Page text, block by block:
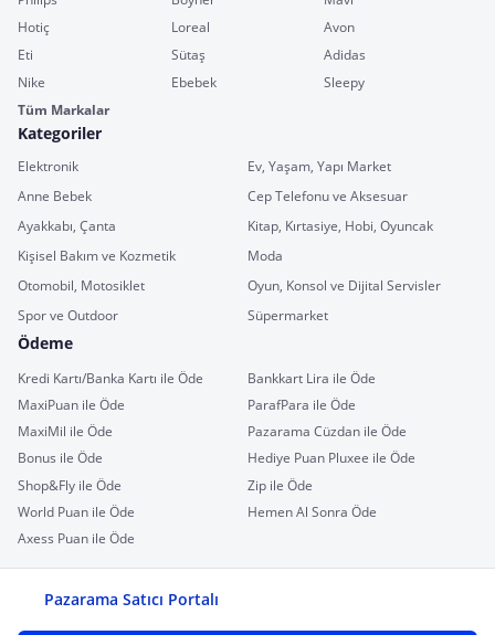
Hotiç
Loreal
Avon
Eti
Sütaş
Adidas
Nike
Ebebek
Sleepy
Tüm Markalar
Kategoriler
Elektronik
Ev, Yaşam, Yapı Market
Anne Bebek
Cep Telefonu ve Aksesuar
Ayakkabı, Çanta
Kitap, Kırtasiye, Hobi, Oyuncak
Kişisel Bakım ve Kozmetik
Moda
Otomobil, Motosiklet
Oyun, Konsol ve Dijital Servisler
Spor ve Outdoor
Süpermarket
Ödeme
Kredi Kartı/Banka Kartı ile Öde
Bankkart Lira ile Öde
MaxiPuan ile Öde
ParafPara ile Öde
MaxiMil ile Öde
Pazarama Cüzdan ile Öde
Bonus ile Öde
Hediye Puan Pluxee ile Öde
Shop&Fly ile Öde
Zip ile Öde
World Puan ile Öde
Hemen Al Sonra Öde
Axess Puan ile Öde
Pazarama Satıcı Portalı